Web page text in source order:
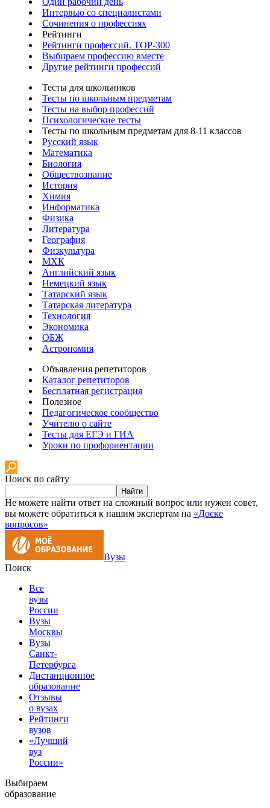
Интервью со специалистами
Сочинения о профессиях
Рейтинги
Рейтинги профессий. TOP-300
Выбираем профессию вместе
Другие рейтинги профессий
Тесты для школьников
Тесты по школьным предметам
Тесты на выбор профессий
Психологические тесты
Тесты по школьным предметам для 8-11 классов
Русский язык
Математика
Биология
Обществознание
История
Химия
Информатика
Физика
Литература
География
Физкультура
МХК
Английский язык
Немецкий язык
Татарский язык
Татарская литература
Технология
Экономика
ОБЖ
Астрономия
Объявления репетиторов
Каталог репетиторов
Бесплатная регистрация
Полезное
Педагогическое сообщество
Учителю о сайте
Тесты для ЕГЭ и ГИА
Уроки по профориентации
Поиск по сайту
Найти
Не можете найти ответ на сложный вопрос или нужен совет,
вы можете обратиться к нашим экспертам на «Доске
вопросов»
Вузы
Поиск
Все
вузы
России
Вузы
Москвы
Вузы
Санкт-
Петербурга
Дистанционное
образование
Отзывы
о вузах
Рейтинги
вузов
«Лучший
вуз
России»
Выбираем
образование